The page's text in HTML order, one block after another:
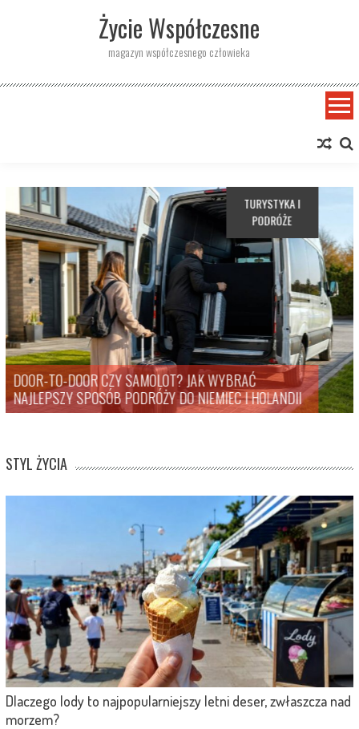
Życie Współczesne
magazyn współczesnego człowieka
I
DLACZEGO LODY TO NAJPOPULARNIEJSZY LETNI
ZWŁASZCZA NAD MORZEM?
STYL ŻYCIA
Dlaczego lody to najpopularniejszy letni deser, zwłaszcza nad
morzem?